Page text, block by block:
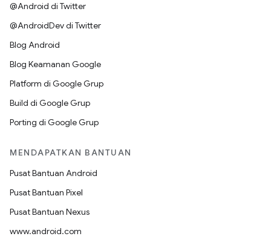
@Android di Twitter
@AndroidDev di Twitter
Blog Android
Blog Keamanan Google
Platform di Google Grup
Build di Google Grup
Porting di Google Grup
MENDAPATKAN BANTUAN
Pusat Bantuan Android
Pusat Bantuan Pixel
Pusat Bantuan Nexus
www.android.com